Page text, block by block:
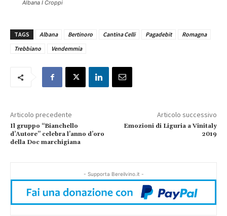
Albana I Croppi
TAGS Albana Bertinoro Cantina Celli Pagadebit
Romagna
Trebbiano
Vendemmia
Articolo precedente
Il gruppo “Bianchello
d’Autore” celebra l’anno d’oro
della Doc marchigiana
Articolo successivo
Emozioni di Liguria a Vinitaly
2019
- Supporta Bereilvino.it -